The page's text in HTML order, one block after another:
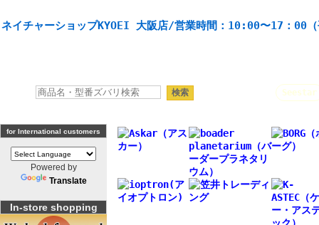
ネイチャーショップKYOEI 大阪店/営業時間：10:00〜17：00（
Seestar
for International customers
Powered by
Translate
In-store shopping